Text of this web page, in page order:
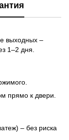
выходных –
1–2 дня.
прямо к двери.
– без риска